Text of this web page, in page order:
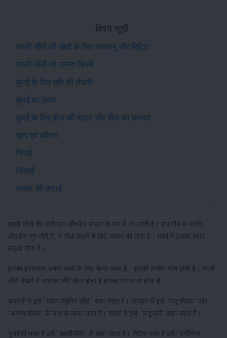
काली जीरी की खेती के लिए जलवायु और मिट्टि
काली जीरी की उन्नत किस्में
बुवाई के लिए भूमि की तैयारी
बुवाई का समय
बुवाई के लिए बीज की मात्रा और बीज का उपचार
खाद एवं उर्वरक
निराई
सिंचाई
फसल की कटाई
काली जीरी की खेती एक औषधीय फसल के रूप में की जाती है। इस पौधे में अनके
औषधीय गुण होते है, ये पौधा देखने में छोटे आकर का होता है। खाने में इसका स्वाद
कड़वा होता है।
इसका इस्तेमाल अनेक कामों के लिए किया जाता है। इसकी तासीर गरम होती है। काली
जीरी देखने में सामान्य जीरे जैसा होता है इसका रंग काला होता है।
अंग्रेजी में इसे "ब्लैक क्यूमिन सीड" कहा जाता है। संस्कृत में इसे "कटुजीरक" और
"अरण्यजीरक" के नाम से जाना जाता है। मराठी में इसे "कडूजीरें" कहा जाता है।
गुजराती भाषा में इसे "कालीजीरी" ही कहा जाता है। लैटिन भाषा में इसे "वर्नोनिया